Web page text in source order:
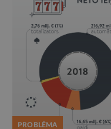
PROBLĒMA